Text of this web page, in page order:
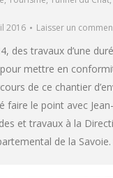
2016 Laisser un
des travaux d’une
mettre en
de ce chantier
faire le point avec
et travaux à la
de la